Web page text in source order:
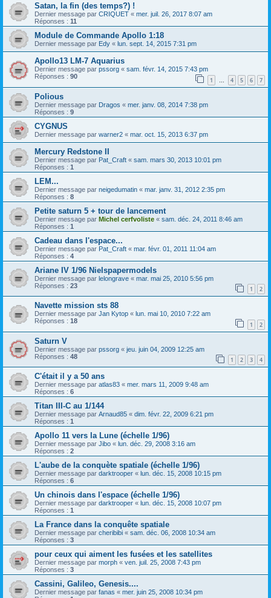
Satan, la fin (des temps?) !
Dernier message par CRIQUET « mer. juil. 26, 2017 8:07 am
Réponses : 11
Module de Commande Apollo 1:18
Dernier message par Edy « lun. sept. 14, 2015 7:31 pm
Apollo13 LM-7 Aquarius
Dernier message par pssorg « sam. févr. 14, 2015 7:43 pm
Réponses : 90 1 … 4 5 6 7
Polious
Dernier message par Dragos « mer. janv. 08, 2014 7:38 pm
Réponses : 9
CYGNUS
Dernier message par warner2 « mar. oct. 15, 2013 6:37 pm
Mercury Redstone II
Dernier message par Pat_Craft « sam. mars 30, 2013 10:01 pm
Réponses : 1
LEM...
Dernier message par neigedumatin « mar. janv. 31, 2012 2:35 pm
Réponses : 8
Petite saturn 5 + tour de lancement
Dernier message par Michel cerfvoliste « sam. déc. 24, 2011 8:46 am
Réponses : 1
Cadeau dans l'espace...
Dernier message par Pat_Craft « mar. févr. 01, 2011 11:04 am
Réponses : 4
Ariane IV 1/96 Nielspapermodels
Dernier message par lelongrave « mar. mai 25, 2010 5:56 pm
Réponses : 23 1 2
Navette mission sts 88
Dernier message par Jan Kytop « lun. mai 10, 2010 7:22 am
Réponses : 18 1 2
Saturn V
Dernier message par pssorg « jeu. juin 04, 2009 12:25 am
Réponses : 48 1 2 3 4
C'était il y a 50 ans
Dernier message par atlas83 « mer. mars 11, 2009 9:48 am
Réponses : 6
Titan III-C au 1/144
Dernier message par Arnaud85 « dim. févr. 22, 2009 6:21 pm
Réponses : 1
Apollo 11 vers la Lune (échelle 1/96)
Dernier message par Jibo « lun. déc. 29, 2008 3:16 am
Réponses : 2
L'aube de la conquète spatiale (échelle 1/96)
Dernier message par darktrooper « lun. déc. 15, 2008 10:15 pm
Réponses : 6
Un chinois dans l'espace (échelle 1/96)
Dernier message par darktrooper « lun. déc. 15, 2008 10:07 pm
Réponses : 1
La France dans la conquête spatiale
Dernier message par cheribibi « sam. déc. 06, 2008 10:34 am
Réponses : 3
pour ceux qui aiment les fusées et les satellites
Dernier message par morph « ven. juil. 25, 2008 7:43 pm
Réponses : 3
Cassini, Galileo, Genesis....
Dernier message par fanas « mer. juin 25, 2008 10:34 pm